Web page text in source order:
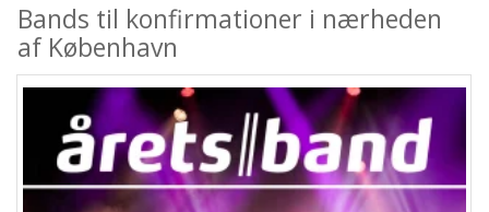
Bands til konfirmationer i nærheden
af København